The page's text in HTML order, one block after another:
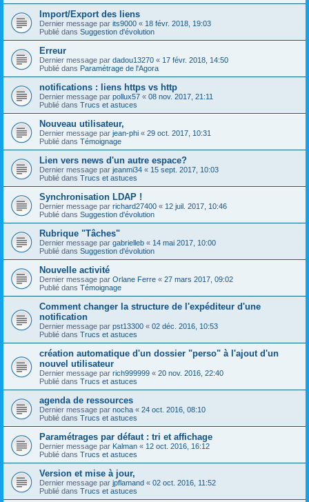
Import/Export des liens
Dernier message par its9000 « 18 févr. 2018, 19:03
Publié dans Suggestion d'évolution
Erreur
Dernier message par dadou13270 « 17 févr. 2018, 14:50
Publié dans Paramétrage de l'Agora
notifications : liens https vs http
Dernier message par pollux57 « 08 nov. 2017, 21:11
Publié dans Trucs et astuces
Nouveau utilisateur,
Dernier message par jean-phi « 29 oct. 2017, 10:31
Publié dans Témoignage
Lien vers news d'un autre espace?
Dernier message par jeanmi34 « 15 sept. 2017, 10:03
Publié dans Trucs et astuces
Synchronisation LDAP !
Dernier message par richard27400 « 12 juil. 2017, 10:46
Publié dans Suggestion d'évolution
Rubrique "Tâches"
Dernier message par gabrielleb « 14 mai 2017, 10:00
Publié dans Suggestion d'évolution
Nouvelle activité
Dernier message par Orlane Ferre « 27 mars 2017, 09:02
Publié dans Témoignage
Comment changer la structure de l'expéditeur d'une
notification
Dernier message par pst13300 « 02 déc. 2016, 10:53
Publié dans Trucs et astuces
création automatique d'un dossier "perso" à l'ajout d'un
nouvel utilisateur
Dernier message par rich999999 « 20 nov. 2016, 22:40
Publié dans Trucs et astuces
agenda de ressources
Dernier message par nocha « 24 oct. 2016, 08:10
Publié dans Trucs et astuces
Paramétrages par défaut : tri et affichage
Dernier message par Kalman « 12 oct. 2016, 16:12
Publié dans Trucs et astuces
Version et mise à jour,
Dernier message par jpflamand « 02 oct. 2016, 11:52
Publié dans Trucs et astuces